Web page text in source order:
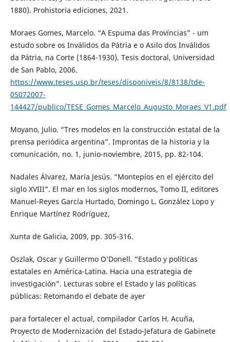
1880). Prohistoria ediciones, 2021.
Moraes Gomes, Marcelo. “A Espuma das Províncias” - um
estudo sobre os Inválidos da Pátria e o Asilo dos Inválidos
da Pátria, na Corte (1864-1930). Tesis doctoral, Universidad
de San Pablo, 2006.
https://www.teses.usp.br/teses/disponiveis/8/8138/tde-
05072007-
144427/publico/TESE_Gomes_Marcelo_Augusto_Moraes_V1.pdf
Moyano, Julio. “Tres modelos en la construcción estatal de la
prensa periódica argentina”. Improntas de la historia y la
comunicación, no. 1, junio-noviembre, 2015, pp. 82-104.
Nadales Álvarez, María Jesús. “Montepíos en el ejército del
siglo XVIII”. El mar en los siglos modernos, Tomo II, editores
Manuel-Reyes García Hurtado, Domingo L. González Lopo y
Enrique Martínez Rodríguez,
Xunta de Galicia, 2009, pp. 305-316.
Oszlak, Oscar y Guillermo O’Donell. “Estado y políticas
estatales en América-Latina. Hacia una estrategia de
investigación”. Lecturas sobre el Estado y las políticas
públicas: Retomando el debate de ayer
para fortalecer el actual, compilador Carlos H. Acuña,
Proyecto de Modernización del Estado-Jefatura de Gabinete